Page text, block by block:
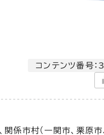
コンテンツ番号
市村（一関市、栗原市